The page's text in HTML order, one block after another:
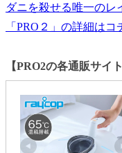
ダニを殺せる唯一のレ
「PRO２」の詳細は
【PRO2の各通販サイ